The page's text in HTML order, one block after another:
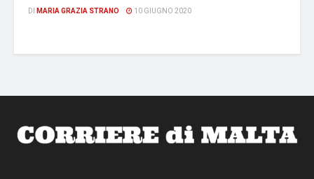
DI MARIA GRAZIA STRANO 10 GIUGNO 2020